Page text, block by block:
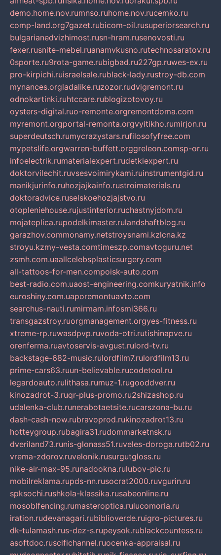
demo.home.nov.rumnso.ruhome.nov.rucemko.ru
comp-land.org7gazet.rubicom-oil.rusuperiorsearch.ru
bulgarianedvizhimost.rusn-hram.rusenovosti.ru
fexer.rusnite-mebel.ruanamvkusno.rutechnosaratov.ru
0sporte.ru9rota-game.rubigbad.ru227gp.ruwes-ex.ru
pro-kirpichi.ruisraelsale.rublack-lady.rustroy-db.com
mynances.orgladalike.ruzozor.rudvigremont.ru
odnokartinki.ruhtccare.rublogizotovoy.ru
oysters-digital.ruo-remonte.orgremontdoma.com
myremont.orgportal-remonta.orgvyitikho.rumirjon.ru
superdeutsch.rumycrazystars.rufilosofyfree.com
mypetslife.orgwarren-buffett.orggreleon.comsp-or.ru
infoelectrik.rumaterialexpert.rudetkiexpert.ru
doktorvilechit.ruvsesvoimirykami.ruinstrumentgid.ru
manikjurinfo.ruhozjajkainfo.rustroimaterials.ru
doktoradvice.ruselskoehozjajstvo.ru
otopleniehouse.rujustinterior.ruchastnyjdom.ru
mojateplica.rupodelkimaster.rulandshaftblog.ru
garazhov.commonamy.netstroysnami.kzlcna.kz
stroyu.kzmy-vesta.comtimeszp.comavtoguru.net
zsmh.com.uaallcelebsplasticsurgery.com
all-tattoos-for-men.compoisk-auto.com
best-radio.com.uaost-engineering.comkuryatnik.info
euroshiny.com.uaporemontuavto.com
searchus-nauti.rumirmam.infosmi366.ru
transgazstroy.ruorgmanagement.orgyes-fitness.ru
xtreme-rp.ruwasdpvp.ruvoda-otri.rutishinapve.ru
orenferma.ruavtoservis-avgust.rulord-tv.ru
backstage-682-music.rulordfilm7.rulordfilm13.ru
prime-cars63.ruun-believable.rucodetool.ru
legardoauto.rulithasa.rumuz-1.rugooddver.ru
kinozadrot-3.ruqr-plus-promo.ru2shizashop.ru
udalenka-club.runerabotaetsite.rucarszona-bu.ru
dash-cash-now.rubravoprod.rukinozadrot13.ru
hotteygroup.rubagira31.rudommarketnsk.ru
dveriland73.runis-glonass51.ruveles-doroga.rutb02.ru
vrema-zdorov.ruvelonik.rusurgutgloss.ru
nike-air-max-95.runadookna.rulubov-pic.ru
mobilreklama.rupds-nn.rusocrat2000.ruvgurin.ru
spksochi.rushkola-klassika.rusabeonline.ru
mosoblfencing.rumasteroptica.rulucomoria.ru
iration.rudevanagari.rubiblioverde.ruigro-pictures.ru
dk-tulamash.rus-dez-s.rupeysok.rublackcountess.ru
asoftdoc.ruscifichannel.ruocenka-appraisal.ru